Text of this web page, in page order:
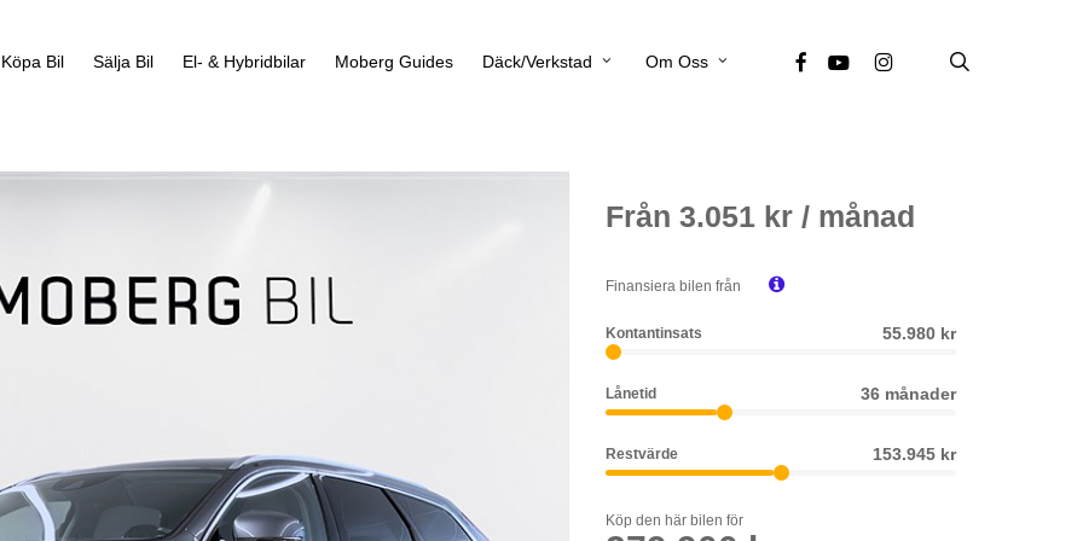
Köpa Bil Sälja Bil El- & Hybridbilar Moberg Guides Däck/Verkstad Om Oss facebookyoutubeinstagram
Från 3.051 kr / månad
Finansiera bilen från 
Kontantinsats 55.980 kr
Lånetid 36 månader
Restvärde 153.945 kr
Köp den här bilen för